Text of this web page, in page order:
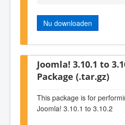
Nu downloaden
Joomla! 3.10.1 to
Package (.tar.gz)
This package is for
Joomla! 3.10.1 to 3.10.2